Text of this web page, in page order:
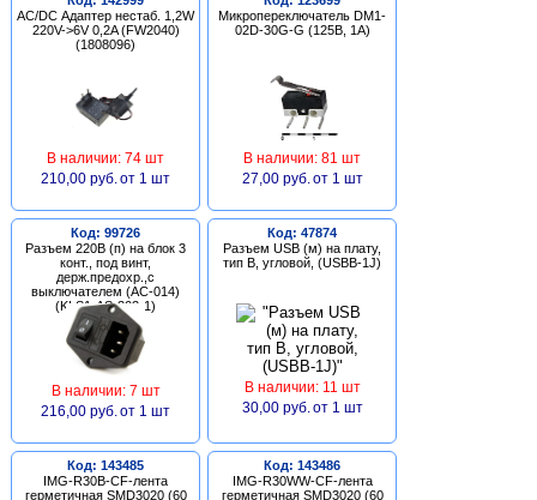
AC/DC Адаптер нестаб. 1,2W
220V->6V 0,2A (FW2040)
(1808096)
В наличии: 74 шт
210,00 руб. от 1 шт
Микропереключатель DM1-
02D-30G-G (125В, 1А)
В наличии: 81 шт
27,00 руб. от 1 шт
Код: 99726
Разъем 220В (п) на блок 3
конт., под винт,
держ.предохр.,с
выключателем (AC-014)
(KLS1-AS-303-1)
В наличии: 7 шт
216,00 руб. от 1 шт
Код: 47874
Разъем USB (м) на плату,
тип В, угловой, (USBB-1J)
В наличии: 11 шт
30,00 руб. от 1 шт
Код: 143485
IMG-R30B-CF-лента
герметичная SMD3020 (60
Код: 143486
IMG-R30WW-CF-лента
герметичная SMD3020 (60